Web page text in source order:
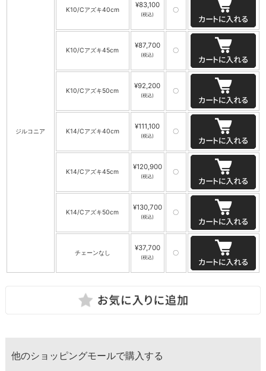
ジルコニア
K10/Cアズキ40cm
¥83,100
(税込)
〇
K10/Cアズキ45cm
¥87,700
(税込)
〇
K10/Cアズキ50cm
¥92,200
(税込)
〇
K14/Cアズキ40cm
¥111,100
(税込)
〇
K14/Cアズキ45cm
¥120,900
(税込)
〇
K14/Cアズキ50cm
¥130,700
(税込)
〇
チェーンなし
¥37,700
(税込)
〇
他のショッピングモールで購入する